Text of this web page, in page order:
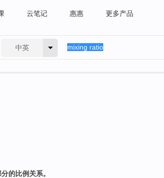
云笔记 惠惠 更多产品
中英
的比例关系。